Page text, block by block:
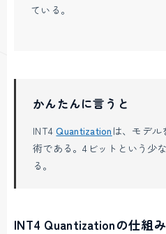
ている。
かんたんに言うと
INT4Quantization は、モデ
術である。4ビットという少
る。
INT4 Quantizationの仕組み